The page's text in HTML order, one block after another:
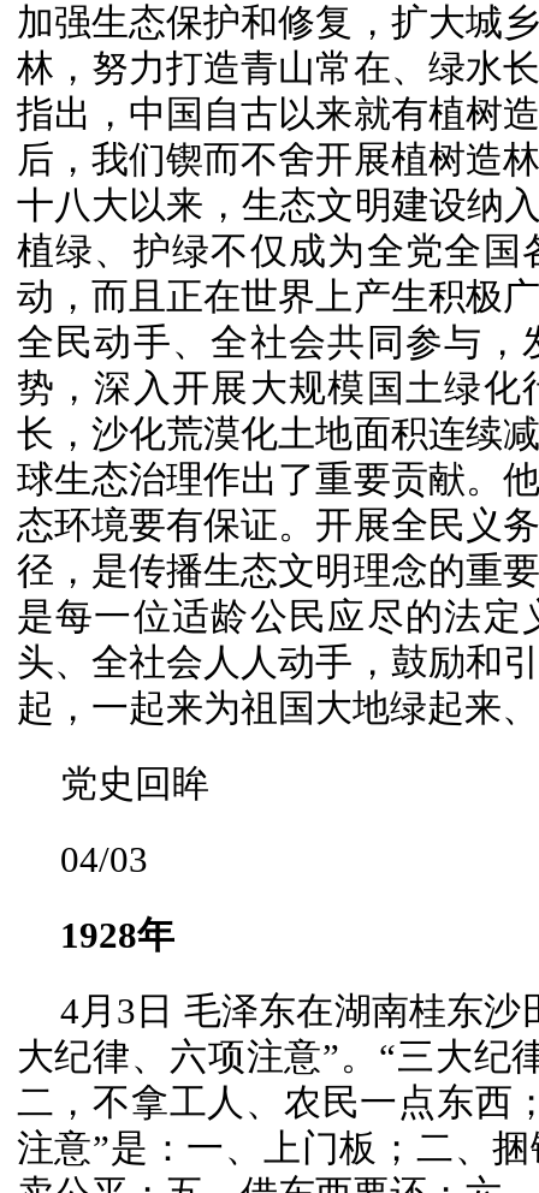
加强生态保护和修复，扩大城
林，努力打造青山常在、绿水
指出，中国自古以来就有植树
后，我们锲而不舍开展植树造
十八大以来，生态文明建设纳
植绿、护绿不仅成为全党全
动，而且正在世界上产生积极
全民动手、全社会共同参与
势，深入开展大规模国土绿
长，沙化荒漠化土地面积连续
球生态治理作出了重要贡献。
态环境要有保证。开展全民义
径，是传播生态文明理念的重
是每一位适龄公民应尽的法
头、全社会人人动手，鼓励和
起，一起来为祖国大地绿起来
党史回眸
04/03
1928年
4月3日 毛泽东在湖南桂东
大纪律、六项注意”。“三大纪
二，不拿工人、农民一点东西
注意”是：一、上门板；二、